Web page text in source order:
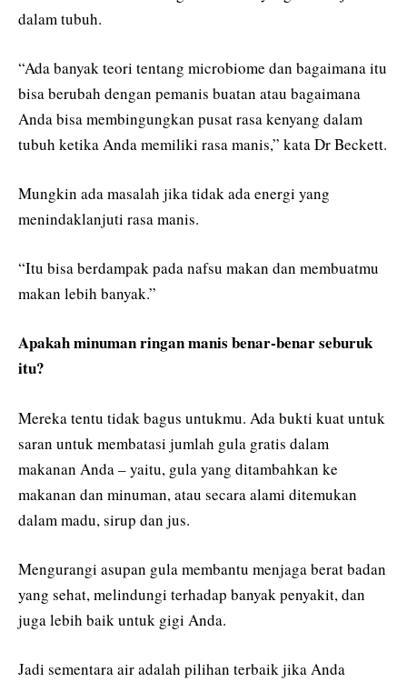
dalam tubuh.
“Ada banyak teori tentang microbiome dan bagaimana itu
bisa berubah dengan pemanis buatan atau bagaimana
Anda bisa membingungkan pusat rasa kenyang dalam
tubuh ketika Anda memiliki rasa manis,” kata Dr Beckett.
Mungkin ada masalah jika tidak ada energi yang
menindaklanjuti rasa manis.
“Itu bisa berdampak pada nafsu makan dan membuatmu
makan lebih banyak.”
Apakah minuman ringan manis benar-benar seburuk
itu?
Mereka tentu tidak bagus untukmu. Ada bukti kuat untuk
saran untuk membatasi jumlah gula gratis dalam
makanan Anda – yaitu, gula yang ditambahkan ke
makanan dan minuman, atau secara alami ditemukan
dalam madu, sirup dan jus.
Mengurangi asupan gula membantu menjaga berat badan
yang sehat, melindungi terhadap banyak penyakit, dan
juga lebih baik untuk gigi Anda.
Jadi sementara air adalah pilihan terbaik jika Anda